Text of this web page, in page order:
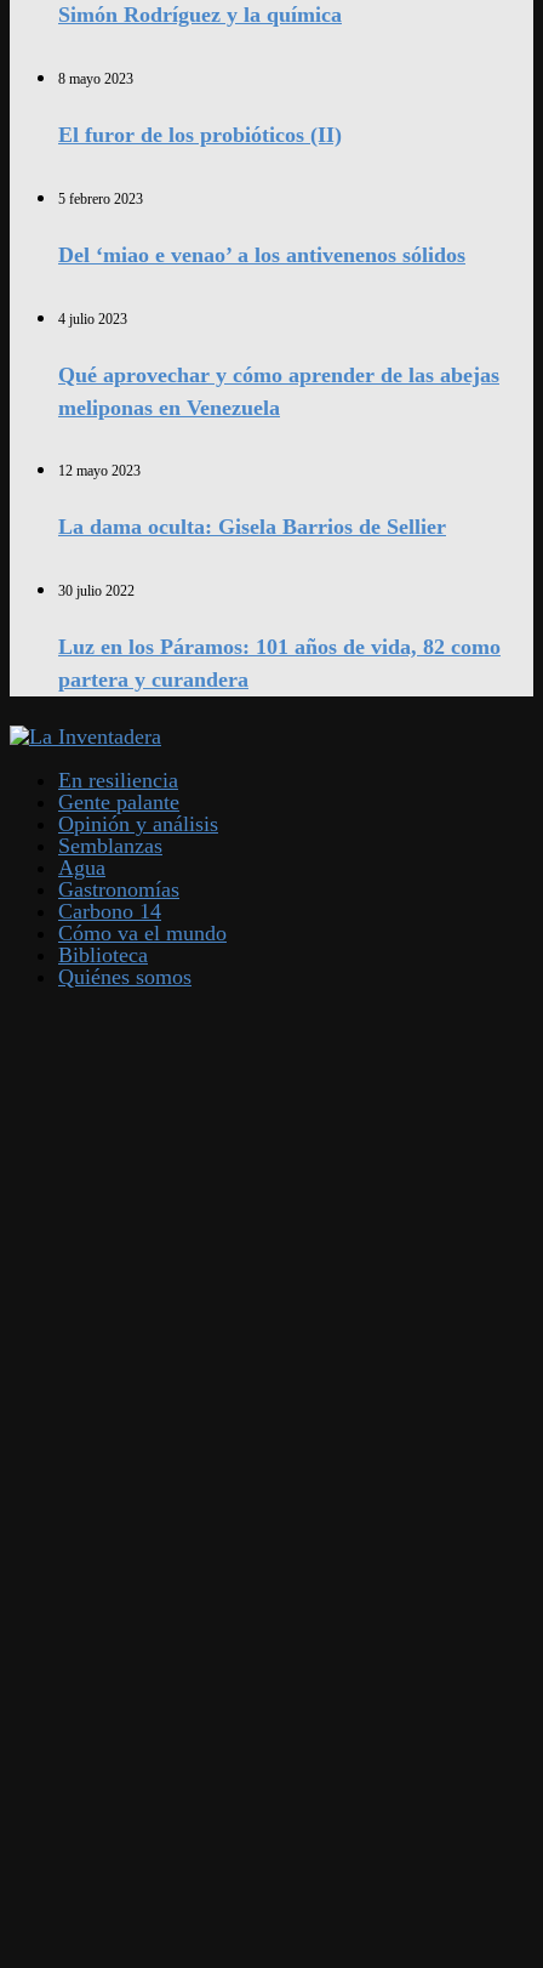
Simón Rodríguez y la química
8 mayo 2023
El furor de los probióticos (II)
5 febrero 2023
Del ‘miao e venao’ a los antivenenos sólidos
4 julio 2023
Qué aprovechar y cómo aprender de las abejas
meliponas en Venezuela
12 mayo 2023
La dama oculta: Gisela Barrios de Sellier
30 julio 2022
Luz en los Páramos: 101 años de vida, 82 como
partera y curandera
En resiliencia
Gente palante
Opinión y análisis
Semblanzas
Agua
Gastronomías
Carbono 14
Cómo va el mundo
Biblioteca
Quiénes somos